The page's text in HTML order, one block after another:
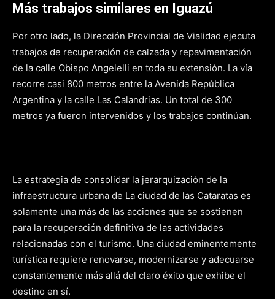
Más trabajos similares en Iguazú
Por otro lado, la Dirección Provincial de Vialidad ejecuta
trabajos de recuperación de calzada y repavimentación
de la calle Obispo Angelelli en toda su extensión. La vía
recorre casi 800 metros entre la Avenida República
Argentina y la calle Las Calandrias. Un total de 300
metros ya fueron intervenidos y los trabajos continúan.
La estrategia de consolidar la jerarquización de la
infraestructura urbana de La ciudad de las Cataratas es
solamente una más de las acciones que se sostienen
para la recuperación definitiva de las actividades
relacionadas con el turismo. Una ciudad eminentemente
turística requiere renovarse, modernizarse y adecuarse
constantemente más allá del claro éxito que exhibe el
destino en sí.